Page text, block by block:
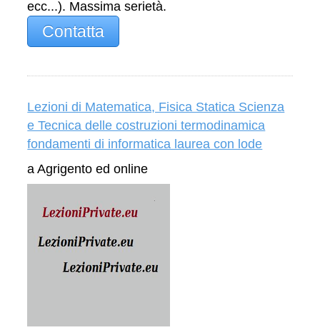
ecc...). Massima serietà.
Contatta
Lezioni di Matematica, Fisica Statica Scienza
e Tecnica delle costruzioni termodinamica
fondamenti di informatica laurea con lode
a Agrigento ed online